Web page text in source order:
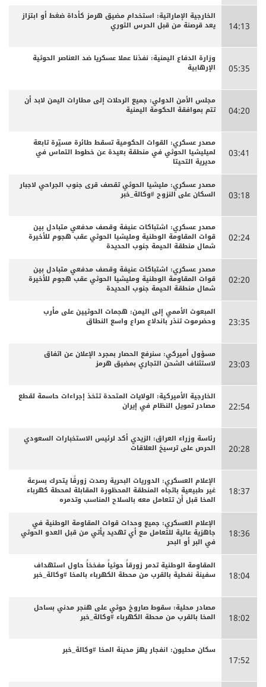
14:13
الخارجية الإماراتية: استخدام مضيق هرمز كأداة ضغط أو ابتزاز
يعد قرصنة من قبل الحرس الثوري
05:35
وزارة الدفاع اليمنية: نفذنا عملا عسكريا ضد العناصر الحوثية
الإرهابية
04:20
مجلس الأمن الدولي: جميع الرحلات إلى مطارات اليمن لابد أن
تتم بموافقة الحكومة اليمنية
03:41
مصدر عسكري: القوات الحكومية تسقط طائرة مسيّرة تابعة
لميليشيا الحوثي في منطقة بعيدة عن خطوط التماس في
مديرية التحيتا
03:18
مصدر عسكري: مليشيا الحوثي تقصف قرى جنوب الجراحي لاجبار
السكان على النزوح #وكالة_خبر
02:24
مصدر عسكري: اشتباكات عنيفة وقصف مدفعي متبادل بين
قوات المقاومة الوطنية ومليشيا الحوثي عقب هجوم للأخيرة
شمال منطقة الحيمة جنوب الحديدة
02:20
مصدر عسكري: اشتباكات عنيفة وقصف مدفعي متبادل بين
قوات المقاومة الوطنية ومليشيا الحوثي عقب هجوم للأخيرة
شمال منطقة الحيمة جنوب الحديدة
23:35
المبعوث الأممي إلى اليمن: هجمات الحوثيين على مأرب
وحضرموت تنذر باندلاع صراع واسع النطاق
23:03
مسؤول أميركي: سنرفع الحصار بمجرد الإعلان عن اتفاق
لاستئناف الشحن التجاري بمضيق هرمز
22:54
الخارجية الأميركية: الولايات المتحدة تتخذ إجراءات حاسمة لقطع
مصادر تمويل النظام في إيران
20:28
رئاسة وزراء العراق: الزيدي أكد لرئيس الاستخبارات السعودي
الحرص على ترسيخ العلاقات
18:37
الإعلام العسكري: الدوريات البحرية رصدت زورقًا يتحرك بسرعة
غير طبيعية باتجاه المنطقة المحظورة المقابلة لمحطة كهرباء
المخا قبل أن تتعامل معه بالسلاح المناسب وتدمره
18:36
الإعلام العسكري: جميع وحدات قوات المقاومة الوطنية في
جاهزية عالية للتعامل مع أي تهديد يأتي من قبل العدو الحوثي
في البر أو البحر
18:04
المقاومة الوطنية تدمر زورقاً حوثياً مفخخاً حاول استهداف
سفينة نفطية بالقرب من محطة الكهرباء بالمخا #وكالة_خبر
18:02
مصادر محلية: سقوط صاروخ حوثي على هنجر مدني بساحل
المخا بالقرب من محطة الكهرباء #وكالة_خبر
17:52
سكان محليون: انفجار يهز مدينة المخا #وكالة_خبر